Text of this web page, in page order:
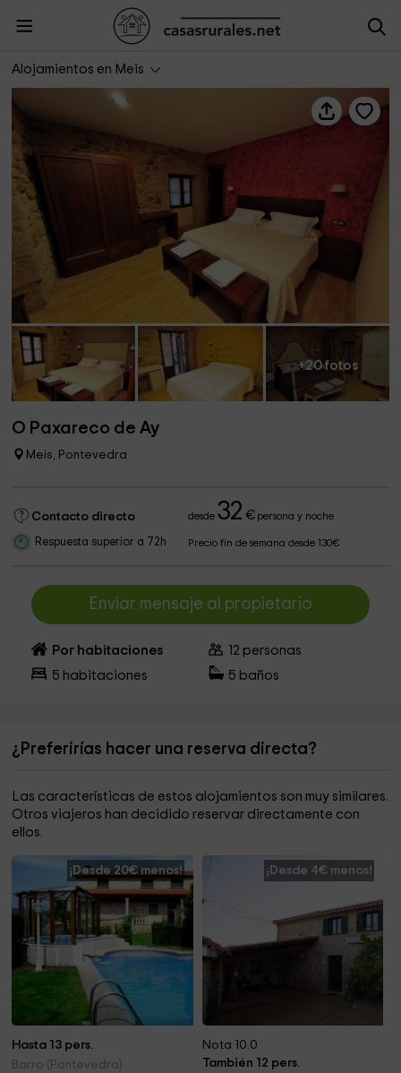
Alojamientos en Meis
+20 fotos
O Paxareco de Ay
Meis, Pontevedra
Contacto directo desde32 €persona y noche
Respuesta superior a 72h Precio fin de semana desde 130€
Enviar mensaje al propietario
Por habitaciones 12 personas
5 habitaciones 5 baños
¿Preferirías hacer una reserva directa?
Las características de estos alojamientos son muy similares.
Otros viajeros han decidido reservar directamente con
ellos.
¡Desde 20€ menos!
Hasta 13 pers.
Barro (Pontevedra)
¡Desde 4€ menos!
Nota 10.0
También 12 pers.